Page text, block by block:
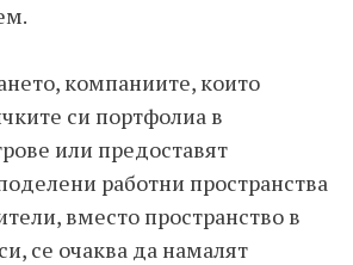
компаниите, които
си портфолиа в
или предоставят
работни пространства
вместо пространство в
се очаква да намалят